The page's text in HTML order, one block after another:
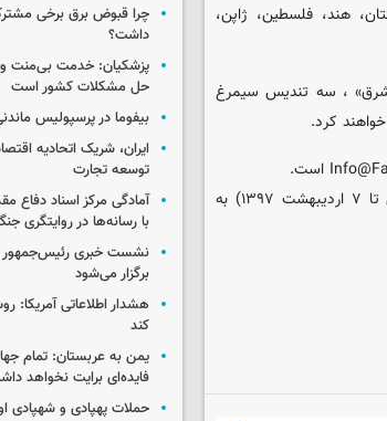
هند، فلسطین، ژاپن،
شرق» ، سه تندیس سیمرغ
کرد.
سی و ششمین جشنواره جهانی فیلم فجر ۱۹ تا ۲۷ آوریل ۲۰۱۸ (۳۰ فروردین تا ۷ اردیبهشت ۱۳۹۷) به
چرا قبوض برق برخی
داشت؟
پزشکیان: خدمت بی‌منت و
حل مشکلات کشور است
بیفوما در پرسپولیس
ایران، شریک اتحادیه
توسعه تجارت
آمادگی مرکز اسناد دفاع
با رسانه‌ها در روایتگری
نشست خبری رئیس‌جمهور
برگزار می‌شود
هشدار اطلاعاتی آمریکا:
کند
یمن به عربستان: تمام
فایده‌ای برایت نخواهد
حملات پهپادی و شهپادی